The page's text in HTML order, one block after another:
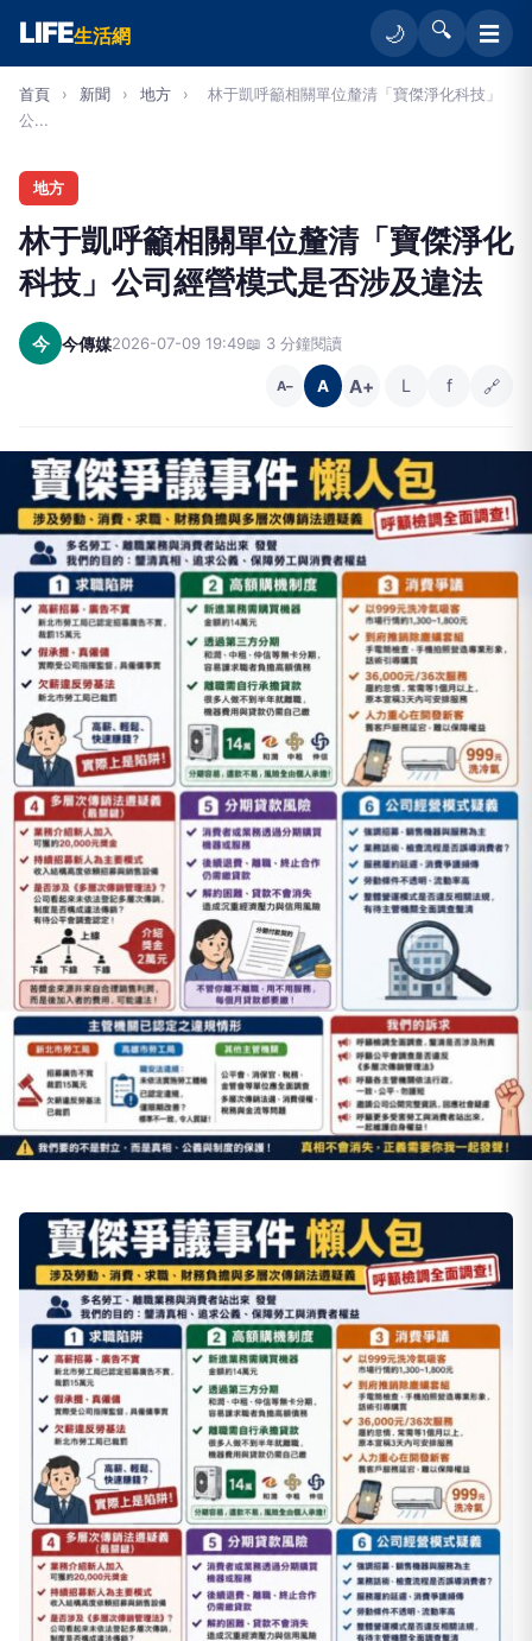
LIFE生活網 🌙 🔍 ☰
首頁 › 新聞 › 地方 ›
林于凱呼籲相關單位釐清「寶傑淨化科技」
公...
地方
林于凱呼籲相關單位釐清「寶傑淨化
科技」公司經營模式是否涉及違法
今 今傳媒2026-07-09 19:49📖 3 分鐘閱讀
A− A A+ L f 🔗